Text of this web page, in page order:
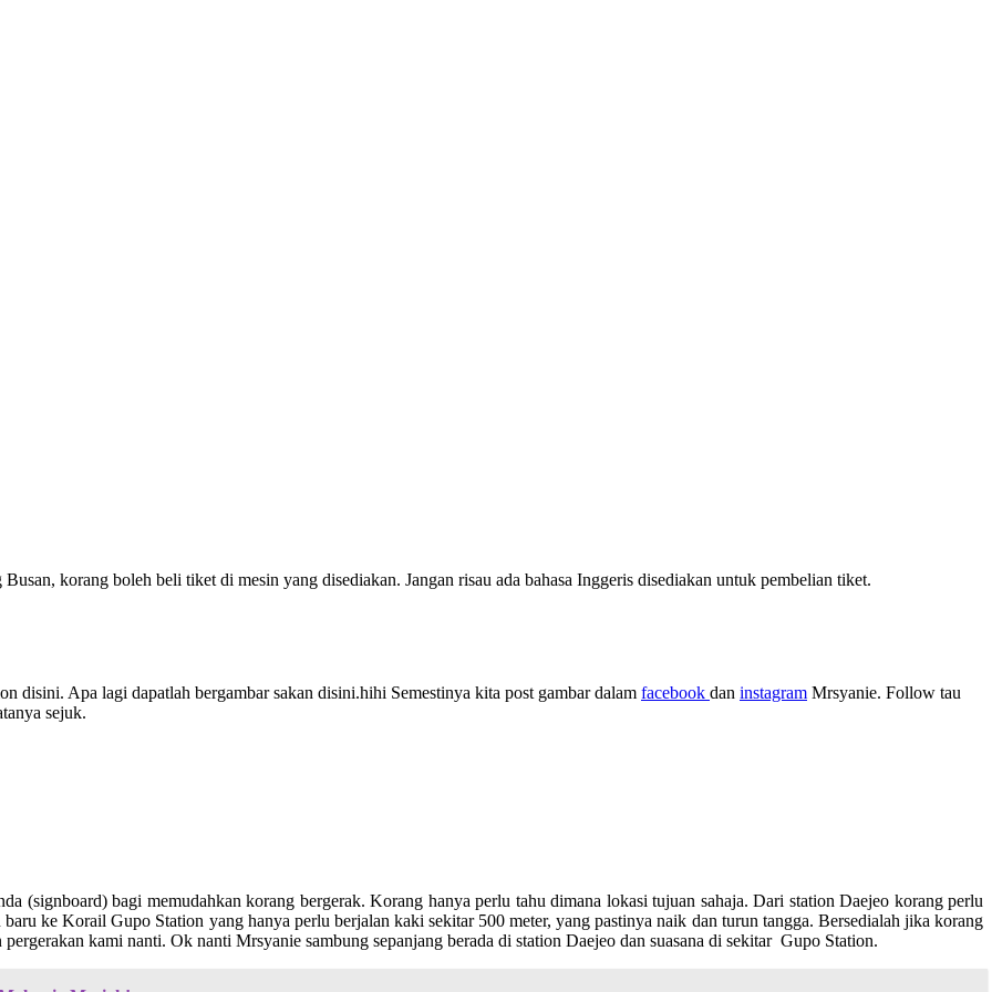
korang boleh beli tiket di mesin yang disediakan. Jangan risau ada bahasa Inggeris disediakan untuk pembelian tiket.
disini. Apa lagi dapatlah bergambar sakan disini.hihi Semestinya kita post gambar dalam facebook dan instagram Mrsyanie. Follow tau
sejuk.
(signboard) bagi memudahkan korang bergerak. Korang hanya perlu tahu dimana lokasi tujuan sahaja. Dari station Daejeo korang perlu
ke Korail Gupo Station yang hanya perlu berjalan kaki sekitar 500 meter, yang pastinya naik dan turun tangga. Bersedialah jika korang
kami nanti. Ok nanti Mrsyanie sambung sepanjang berada di station Daejeo dan suasana di sekitar Gupo Station.